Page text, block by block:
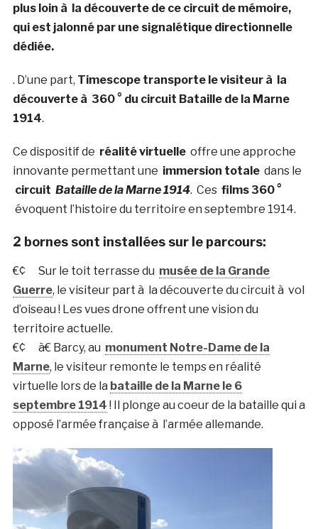
plus loin à la découverte de ce circuit de mémoire,
qui est jalonné par une signalétique directionnelle
dédiée.
. D’une part, Timescope transporte le visiteur à la
découverte à 360 ° du circuit Bataille de la Marne
1914.
Ce dispositif de réalité virtuelle offre une approche
innovante permettant une immersion totaledans le
circuit Bataille de la Marne 1914. Ces films 360 °
évoquent l’histoire du territoire en septembre 1914.
2 bornes sont installées sur le parcours:
€¢ Sur le toit terrasse du musée de la Grande
Guerre, le visiteur part à la découverte du circuit à vol
d’oiseau ! Les vues drone offrent une vision du
territoire actuelle.
€¢ à€ Barcy, au monument Notre-Dame de la
Marne, le visiteur remonte le temps en réalité
virtuelle lors de la bataille de la Marne le 6
septembre 1914 ! Il plonge au coeur de la bataille qui a
opposé l’armée française à l’armée allemande.